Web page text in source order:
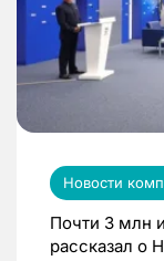
Новости
Почти 3 млн
рассказал о